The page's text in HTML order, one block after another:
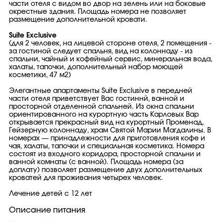
части отеля с видом во двор на зелень или на боковые
окрестные здания. Площадь номера не позволяет
размещение дополнительной кровати.
Suite Exclusive
(для 2 человек, на лицевой стороне отеля, 2 помещения -
за гостиной следует спальня, вид на колоннаду - из
спальни, чайный и кофейный сервис, минеральная вода,
халаты, тапочки, дополнительный набор моющей
косметики, 47 м2)
Элегантные апартаменты Suite Exсlusive в передней
части отеля приветствует Вас гостиннй, ванной и
просторной отделенной спальней. Из окна спальни
ориентированного на курортную часть Карловых Вар
открывается прекрасный вид на курортный Променад,
Гейзерную колоннаду, храм Святой Марии Магдалины. В
номерах — принадлежности для приготовления кофе и
чая, халаты, тапочки и специальная косметика. Номера
состоят из входного коридора, просторной спальни и
ванной комнаты (с ванной). Площадь номера (за
доплату) позволяет размещение двух дополнительных
кроватей для проживания четырех человек.
Лечение детей с 12 лет
Описание питания